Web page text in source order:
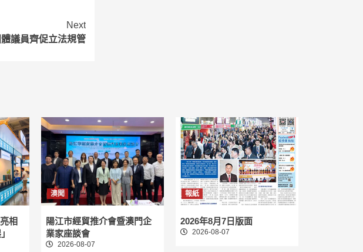
Next
議員齊促立法規管
相
澳聞
陽江市經貿推介會暨澳門企
業家座談會
2026-08-07
報紙
2026年8月7日版面
2026-08-07